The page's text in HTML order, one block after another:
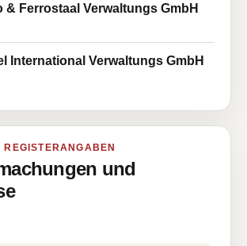
& Ferrostaal Verwaltungs GmbH
International Verwaltungs GmbH
REGISTERANGABEN
und